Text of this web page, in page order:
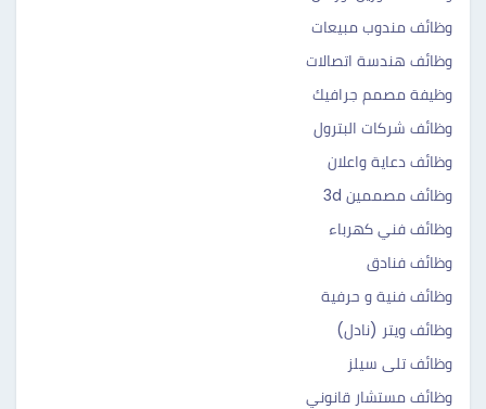
وظائف مندوب مبيعات
وظائف هندسة اتصالات
وظيفة مصمم جرافيك
وظائف شركات البترول
وظائف دعاية واعلان
وظائف مصممين 3d
وظائف فني كهرباء
وظائف فنادق
وظائف فنية و حرفية
وظائف ويتر (نادل)
وظائف تلى سيلز
وظائف مستشار قانوني